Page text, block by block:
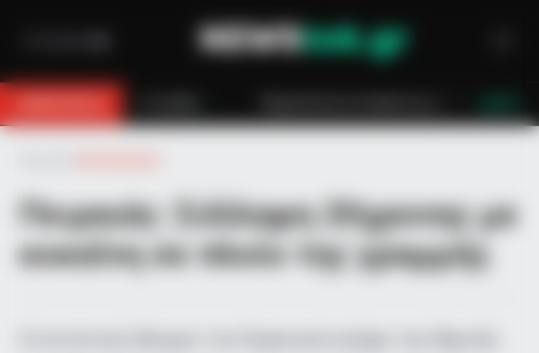
Πειραιάς: Σύλληψη 20χρονης με
κοκαΐνη σε πλοίο της γραμμής